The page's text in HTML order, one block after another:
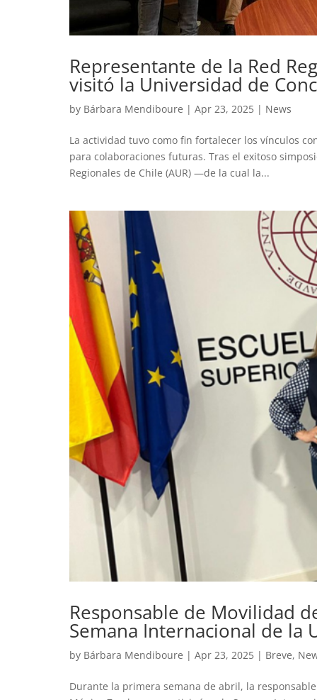
Representante de la Red
visitó la Universidad de
by Bárbara Mendiboure | Apr 23, 2025 | News
La actividad tuvo como fin fortalecer los vínculos
para colaboraciones futuras. Tras el exitoso
Regionales de Chile (AUR) —de la cual la...
Responsable de Movilidad
Semana Internacional de la
by Bárbara Mendiboure | Apr 23, 2025 | Breve,
Durante la primera semana de abril, la